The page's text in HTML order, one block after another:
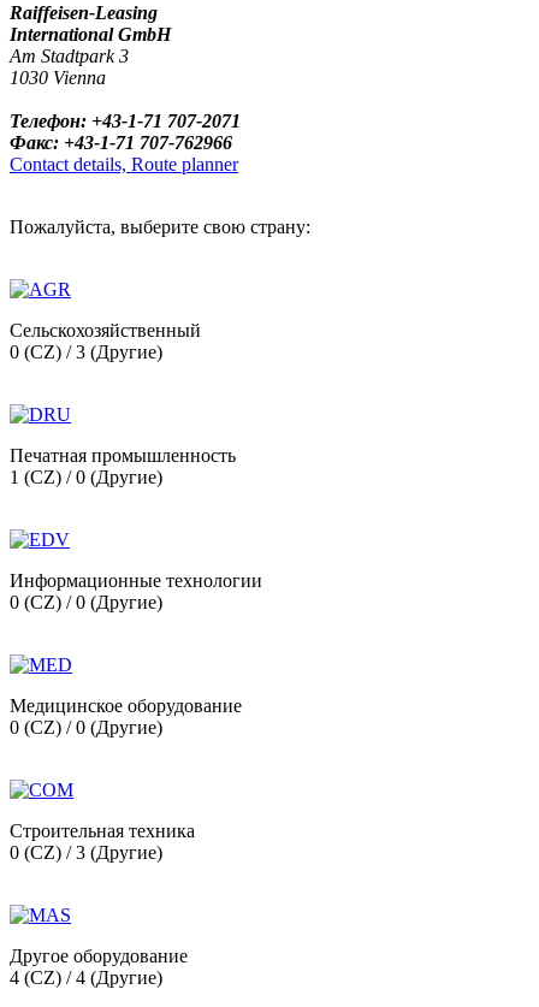
Raiffeisen-Leasing
International GmbH
Am Stadtpark 3
1030 Vienna
Телефон: +43-1-71 707-2071
Факс: +43-1-71 707-762966
Contact details, Route planner
Пожалуйста, выберите свою страну:
Сельскохозяйственный
0 (CZ) / 3 (Другие)
Печатная промышленность
1 (CZ) / 0 (Другие)
Информационные технологии
0 (CZ) / 0 (Другие)
Медицинское оборудование
0 (CZ) / 0 (Другие)
Строительная техника
0 (CZ) / 3 (Другие)
Другое оборудование
4 (CZ) / 4 (Другие)